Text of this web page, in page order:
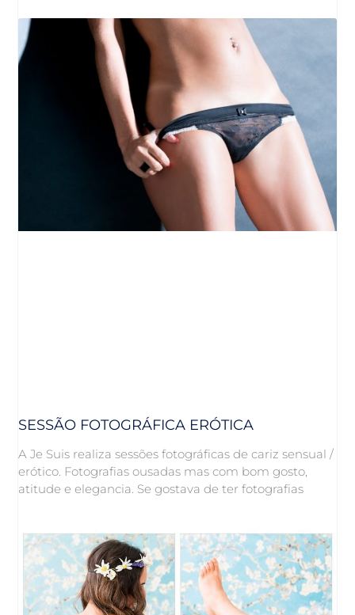
SESSÃO FOTOGRÁFICA ERÓTICA
A Je Suis realiza sessões fotográficas de cariz sensual /
erótico. Fotografias ousadas mas com bom gosto,
atitude e elegancia. Se gostava de ter fotografias